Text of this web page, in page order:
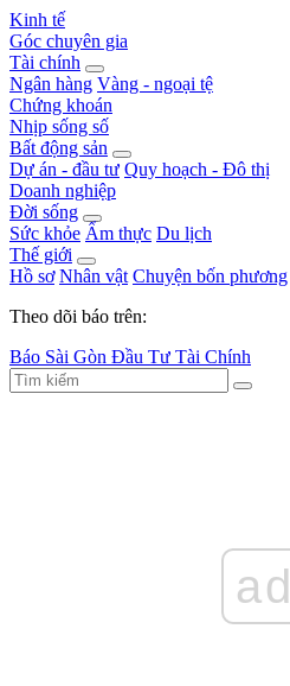
Kinh tế
Góc chuyên gia
Tài chính
Ngân hàng Vàng - ngoại tệ
Chứng khoán
Nhịp sống số
Bất động sản
Dự án - đầu tư Quy hoạch - Đô thị
Doanh nghiệp
Đời sống
Sức khỏe Ẩm thực Du lịch
Thế giới
Hồ sơ Nhân vật Chuyện bốn phương
Theo dõi báo trên:
Báo Sài Gòn Đầu Tư Tài Chính
ad